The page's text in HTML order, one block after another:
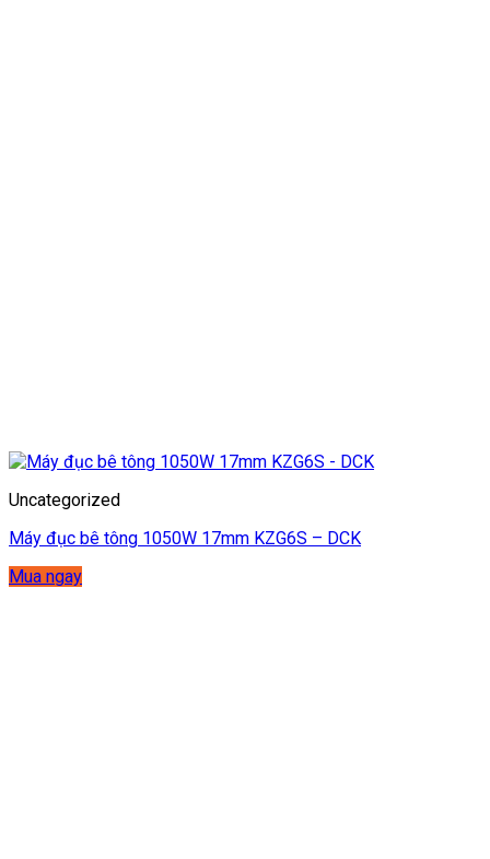
Uncategorized
Máy đục bê tông 1050W 17mm KZG6S – DCK
Mua ngay